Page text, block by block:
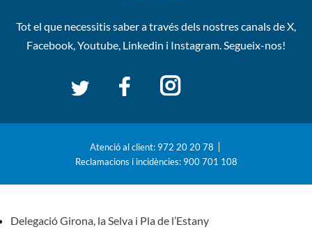
Tot el que necessitis saber a través dels nostres canals deX,
Facebook, Youtube, Linkedin i Instagram. Segueix-nos!
Atenció al client: 972 20 20 78
Reclamacions i incidències: 900 701 108
Delegació Girona, la Selva i Pla de l’Estany